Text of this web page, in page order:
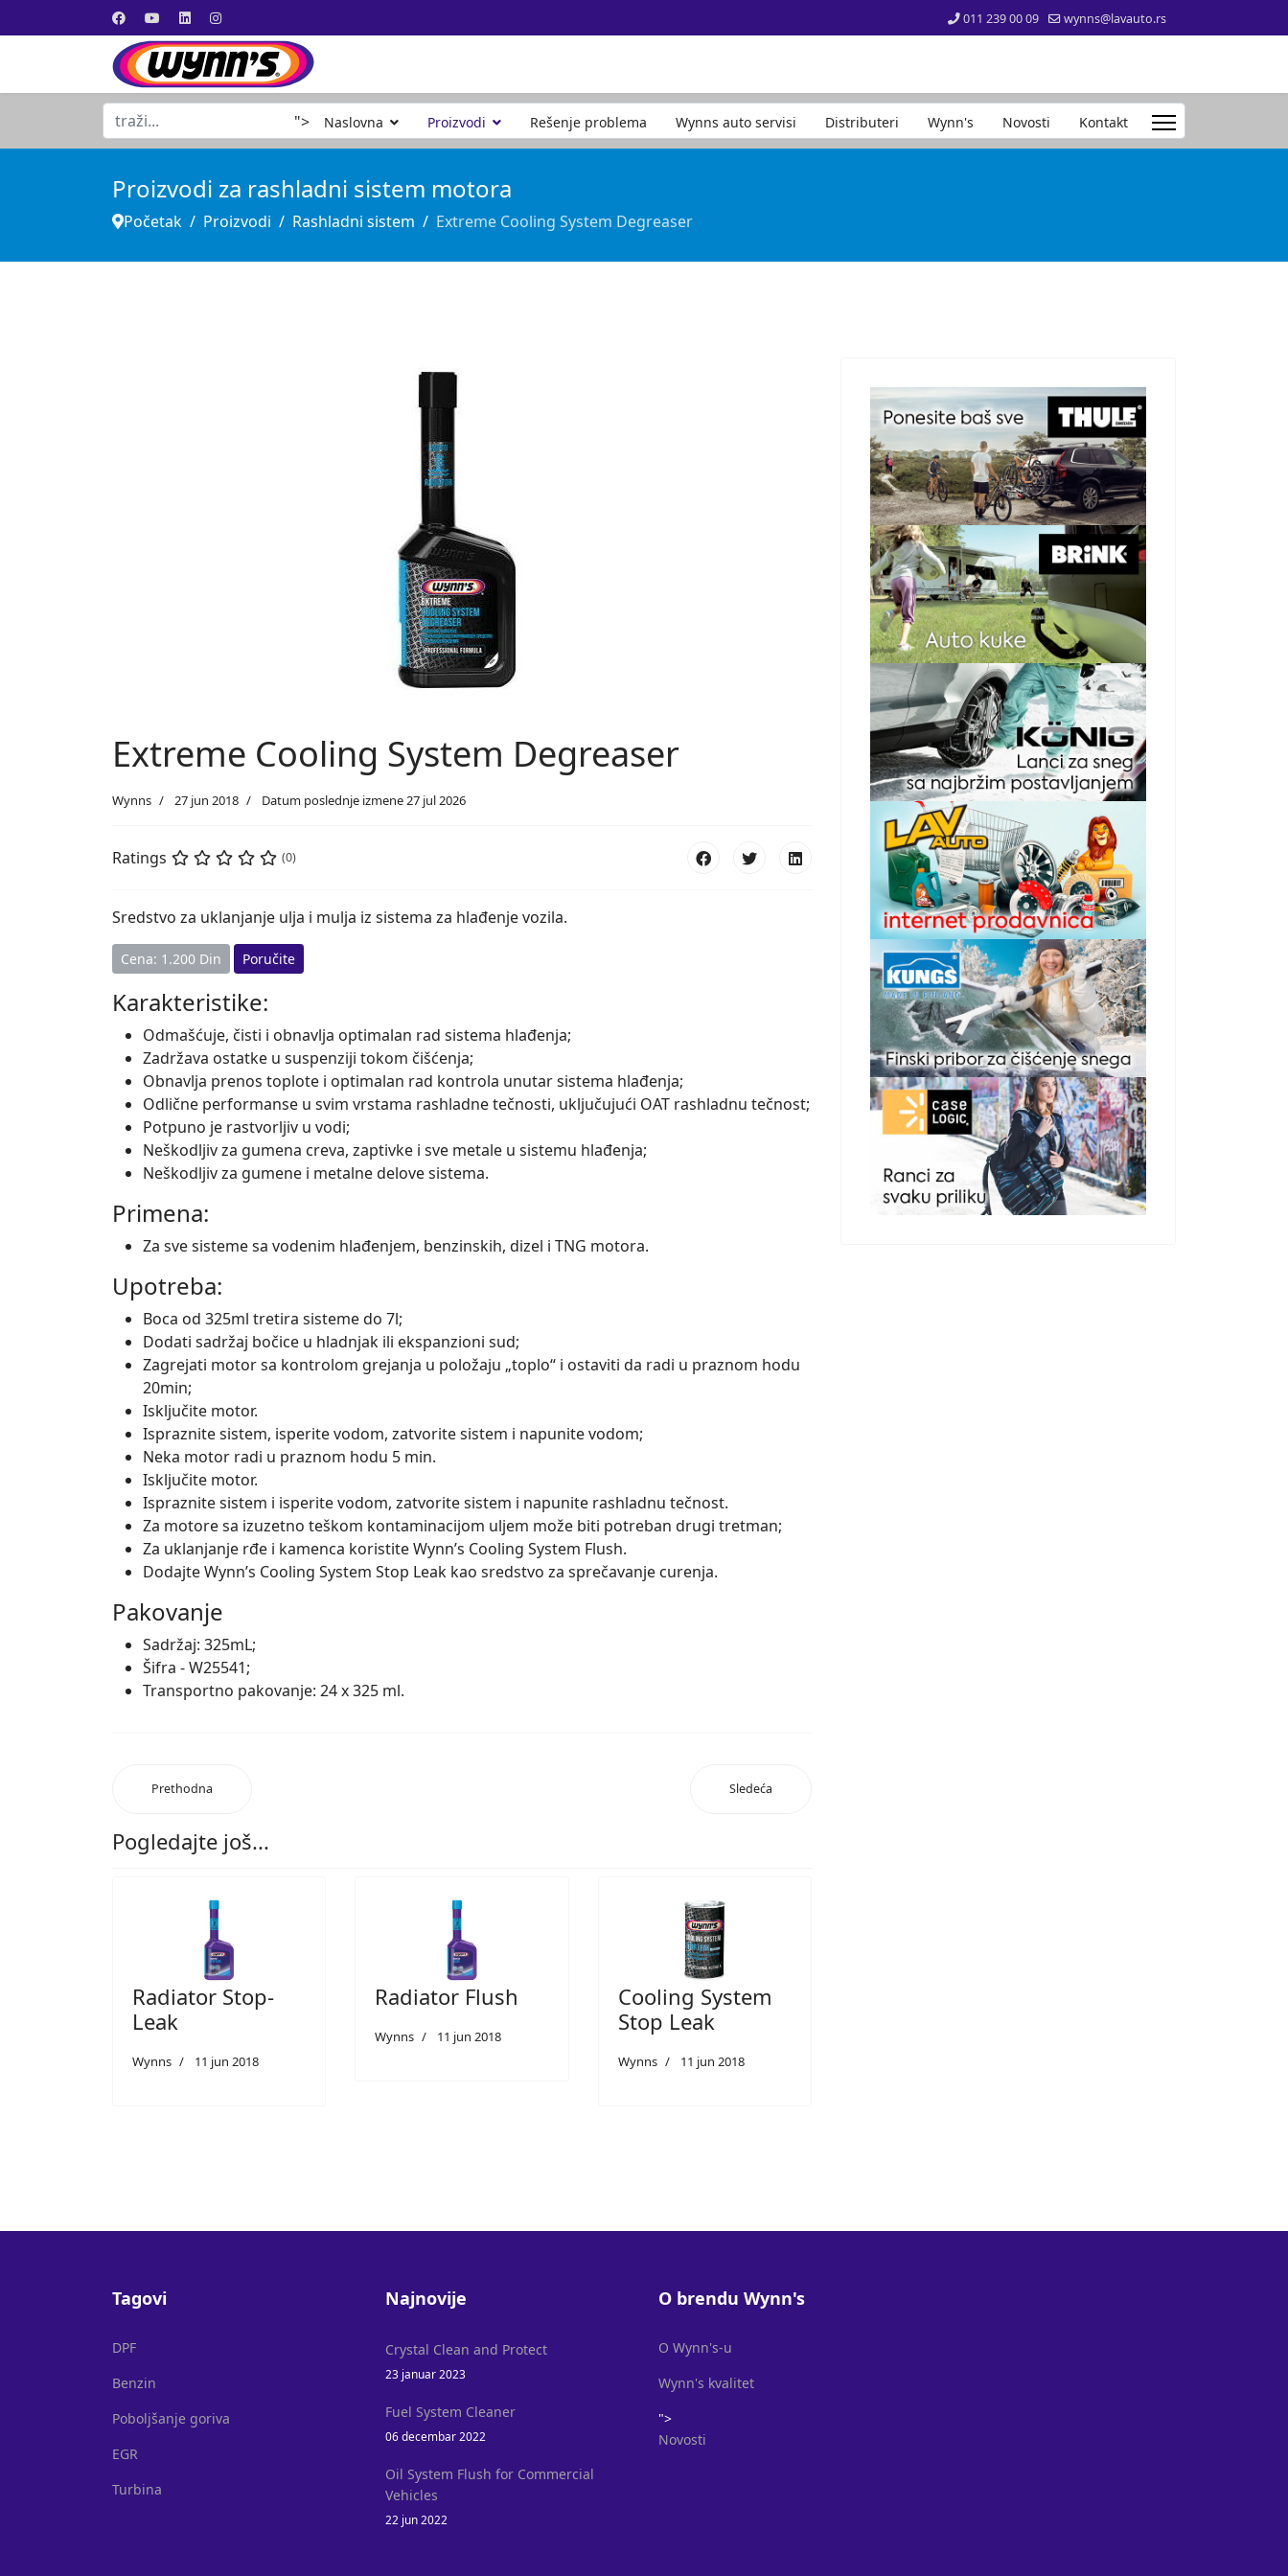
011 239 00 09 wynns@lavauto.rs
"> Naslovna Proizvodi Rešenje problema Wynns auto servisi Distributeri Wynn's Novosti Kontakt
traži...
Proizvodi za rashladni sistem motora
Početak Proizvodi Rashladni sistem Extreme Cooling System Degreaser
Extreme Cooling System Degreaser
Wynns 27 jun 2018 Datum poslednje izmene 27 jul 2026
Ratings (0)
Sredstvo za uklanjanje ulja i mulja iz sistema za hlađenje vozila.
Cena: 1.200 Din Poručite
Karakteristike:
Odmašćuje, čisti i obnavlja optimalan rad sistema hlađenja;
Zadržava ostatke u suspenziji tokom čišćenja;
Obnavlja prenos toplote i optimalan rad kontrola unutar sistema hlađenja;
Odlične performanse u svim vrstama rashladne tečnosti, uključujući OAT rashladnu tečnost;
Potpuno je rastvorljiv u vodi;
Neškodljiv za gumena creva, zaptivke i sve metale u sistemu hlađenja;
Neškodljiv za gumene i metalne delove sistema.
Primena:
Za sve sisteme sa vodenim hlađenjem, benzinskih, dizel i TNG motora.
Upotreba:
Boca od 325ml tretira sisteme do 7l;
Dodati sadržaj bočice u hladnjak ili ekspanzioni sud;
Zagrejati motor sa kontrolom grejanja u položaju „toplo“ i ostaviti da radi u praznom hodu
20min;
Isključite motor.
Ispraznite sistem, isperite vodom, zatvorite sistem i napunite vodom;
Neka motor radi u praznom hodu 5 min.
Isključite motor.
Ispraznite sistem i isperite vodom, zatvorite sistem i napunite rashladnu tečnost.
Za motore sa izuzetno teškom kontaminacijom uljem može biti potreban drugi tretman;
Za uklanjanje rđe i kamenca koristite Wynn’s Cooling System Flush.
Dodajte Wynn’s Cooling System Stop Leak kao sredstvo za sprečavanje curenja.
Pakovanje
Sadržaj: 325mL;
Šifra - W25541;
Transportno pakovanje: 24 x 325 ml.
Prethodna Sledeća
Pogledajte još...
Radiator Stop-
Leak
Wynns 11 jun 2018
Radiator Flush
Wynns 11 jun 2018
Cooling System
Stop Leak
Wynns 11 jun 2018
Tagovi
DPF
Benzin
Poboljšanje goriva
EGR
Turbina
Najnovije
Crystal Clean and Protect
23 januar 2023
Fuel System Cleaner
06 decembar 2022
Oil System Flush for Commercial
Vehicles
22 jun 2022
O brendu Wynn's
O Wynn's-u
Wynn's kvalitet
">
Novosti